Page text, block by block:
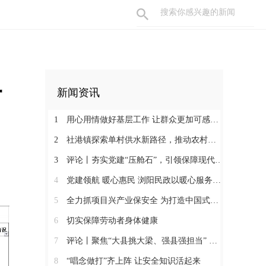
新闻资讯
1 用心用情做好基层工作 让群众更加可感可及
2 社港镇探索单村供水新路径，推动农村安全饮水提质升级
3 评论丨夯实党建“压舱石”，引领保障现代化建设新征程
4 党建领航 暖心惠民 浏阳民政以暖心服务书写惠民答卷
5 全力抓项目兴产业保安全 为打造中国式现代化县域示范作出更大贡献
6 切实保障劳动者身体健康
7 评论丨聚焦“大县挑大梁、强县强担当” 保持定力真抓实干奋发作为
8 “唱念做打”齐上阵 让安全知识活起来